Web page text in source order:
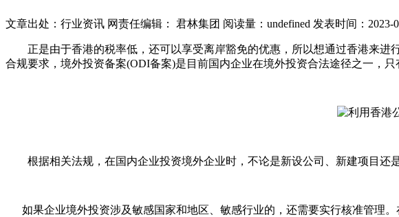
文章出处：行业资讯 网责任编辑： 君林集团 阅读量： undefined 发表时间：2023-
正是由于香港的税率低，还可以享受离岸豁免的优惠，所以想通过香港来进
合规要求，境外投资备案(ODI备案)是目前国内企业在境外投资合法途径之一，只
根据相关法规，在国内企业投资境外企业时，不论是新设公司、新建项目还
如果企业境外投资涉及敏感国家和地区、敏感行业的，还需要实行核准管理